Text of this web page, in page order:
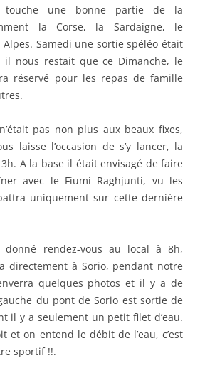
touche une bonne partie de la
la Corse, la Sardaigne, le
Samedi une sortie spéléo était
nous restait que ce Dimanche, le
réservé pour les repas de famille
pas non plus aux beaux fixes,
laisse l’occasion de s’y lancer, la
A la base il était envisagé de faire
avec le Fiumi Raghjunti, vu les
uniquement sur cette dernière
donné rendez-vous au local à 8h,
directement à Sorio, pendant notre
quelques photos et il y a de
du pont de Sorio est sortie de
il y a seulement un petit filet d’eau.
et on entend le débit de l’eau, c’est
sportif !!.